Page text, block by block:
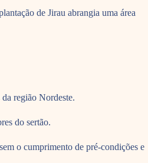
de Jirau abrangia uma área
região Nordeste.
do sertão.
o cumprimento de pré-condições e